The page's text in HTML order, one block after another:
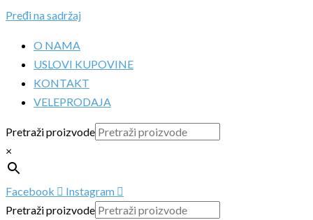
Pređi na sadržaj
O NAMA
USLOVI KUPOVINE
KONTAKT
VELEPRODAJA
Pretraži proizvode
×
Facebook
Instagram
Pretraži proizvode